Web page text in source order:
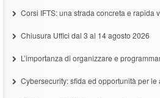
Corsi IFTS: una strada concreta e rapida
Chiusura Uffici dal 3 al 14 agosto 2026
L’importanza di organizzare e
Cybersecurity: sfida ed opportunità per